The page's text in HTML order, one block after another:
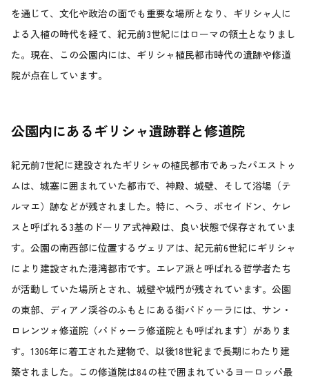
を通じて、文化や政治の面でも重要な場所となり、ギリシャ人に
よる入植の時代を経て、紀元前3世紀にはローマの領土となりまし
た。現在、この公園内には、ギリシャ植民都市時代の遺跡や修道
院が点在しています。
公園内にあるギリシャ遺跡群と修道院
紀元前7世紀に建設されたギリシャの植民都市であったパエストゥ
ムは、城塞に囲まれていた都市で、神殿、城壁、そして浴場（テ
ルマエ）跡などが残されました。特に、ヘラ、ポセイドン、ケレ
スと呼ばれる3基のドーリア式神殿は、良い状態で保存されていま
す。公園の南西部に位置するヴェリアは、紀元前6世紀にギリシャ
により建設された港湾都市です。エレア派と呼ばれる哲学者たち
が活動していた場所とされ、城壁や城門が残されています。公園
の東部、ディアノ渓谷のふもとにある街パドゥーラには、サン・
ロレンツォ修道院（パドゥーラ修道院とも呼ばれます）がありま
す。1306年に着工された建物で、以後18世紀まで長期にわたり建
築されました。この修道院は84の柱で囲まれているヨーロッパ最